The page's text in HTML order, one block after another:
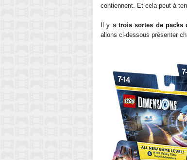
contiennent. Et cela peut à
Il y a trois sortes de packs
allons ci-dessous présenter